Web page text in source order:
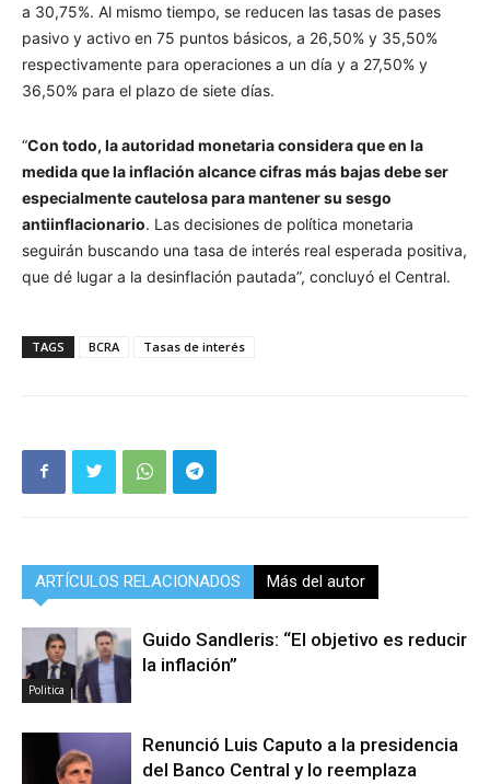
a 30,75%. Al mismo tiempo, se reducen las tasas de pases
pasivo y activo en 75 puntos básicos, a 26,50% y 35,50%
respectivamente para operaciones a un día y a 27,50% y
36,50% para el plazo de siete días.
“Con todo, la autoridad monetaria considera que en la
medida que la inflación alcance cifras más bajas debe ser
especialmente cautelosa para mantener su sesgo
antiinflacionario. Las decisiones de política monetaria
seguirán buscando una tasa de interés real esperada positiva,
que dé lugar a la desinflación pautada”, concluyó el Central.
TAGS BCRA Tasas de interés
ARTÍCULOS RELACIONADOS Más del autor
Politica
Guido Sandleris: “El objetivo es reducir
la inflación”
Renunció Luis Caputo a la presidencia
del Banco Central y lo reemplaza